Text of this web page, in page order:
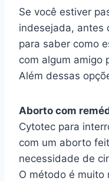
Se você estiver
indesejada, antes
para saber como
com algum amigo
Além dessas
Aborto com
Cytotec para
com um aborto
necessidade de
O método é muito